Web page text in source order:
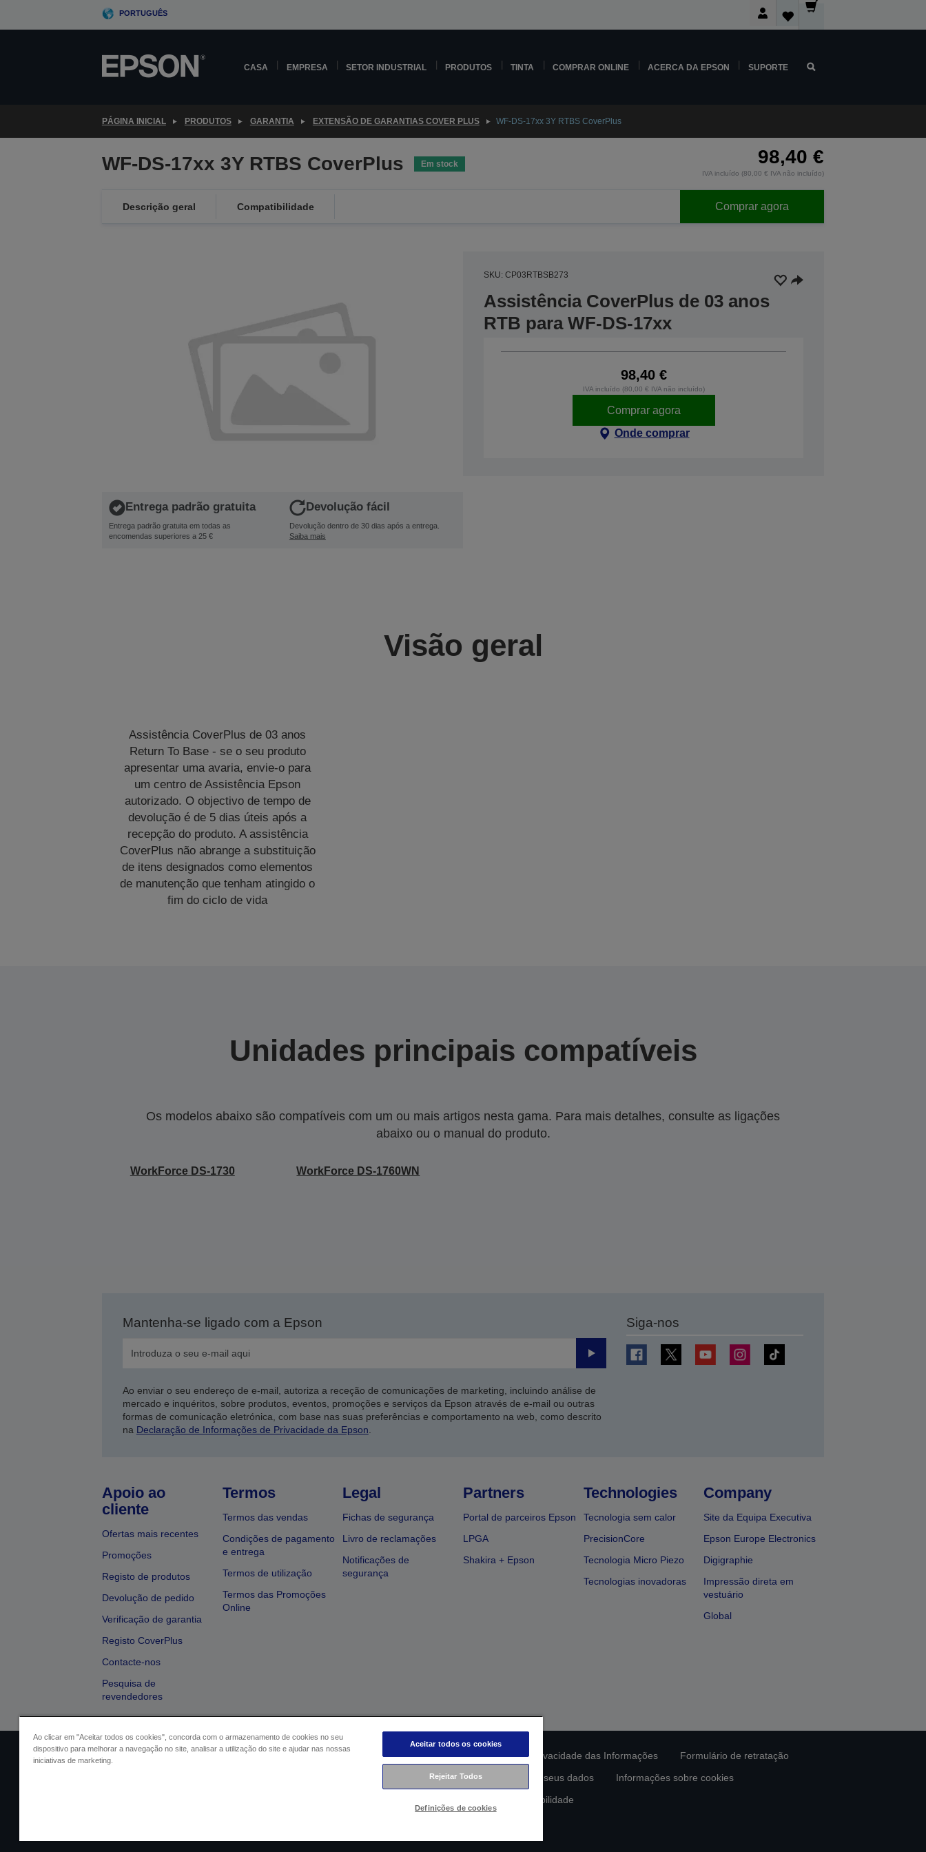
PORTUGUÊS
CASA EMPRESA SETOR INDUSTRIAL PRODUTOS TINTA COMPRAR ONLINE ACERCA DA EPSON SUPORTE
PÁGINA INICIAL PRODUTOS GARANTIA EXTENSÃO DE GARANTIAS COVER PLUS WF-DS-17xx 3Y RTBS CoverPlus
WF-DS-17xx 3Y RTBS CoverPlus Em stock 98,40 €
IVA incluído (80,00 € IVA não incluído)
Descrição geral Compatibilidade Comprar agora
Entrega padrão gratuita
Entrega padrão gratuita em todas as
encomendas superiores a 25 €
Devolução fácil
Devolução dentro de 30 dias após a entrega.
Saiba mais
SKU: CP03RTBSB273
Assistência CoverPlus de 03 anos
RTB para WF-DS-17xx
98,40 €
IVA incluído (80,00 € IVA não incluído)
Comprar agora
Onde comprar
Visão geral
Assistência CoverPlus de 03 anos
Return To Base - se o seu produto
apresentar uma avaria, envie-o para
um centro de Assistência Epson
autorizado. O objectivo de tempo de
devolução é de 5 dias úteis após a
recepção do produto. A assistência
CoverPlus não abrange a substituição
de itens designados como elementos
de manutenção que tenham atingido o
fim do ciclo de vida
Unidades principais compatíveis
Os modelos abaixo são compatíveis com um ou mais artigos nesta gama. Para mais detalhes, consulte as ligações
abaixo ou o manual do produto.
WorkForce DS-1730 WorkForce DS-1760WN
Mantenha-se ligado com a Epson
Enviar
Ao enviar o seu endereço de e-mail, autoriza a receção de comunicações de marketing, incluindo análise de
mercado e inquéritos, sobre produtos, eventos, promoções e serviços da Epson através de e-mail ou outras
formas de comunicação eletrónica, com base nas suas preferências e comportamento na web, como descrito
na Declaração de Informações de Privacidade da Epson
Siga-nos
Apoio ao
cliente
Ofertas mais recentes
Promoções
Registo de produtos
Devolução de pedido
Verificação de garantia
Registo CoverPlus
Contacte-nos
Pesquisa de
revendedores
Termos
Termos das vendas
Condições de pagamento
e entrega
Termos de utilização
Termos das Promoções
Online
Legal
Fichas de segurança
Livro de reclamações
Notificações de
segurança
Partners
Portal de parceiros Epson
LPGA
Shakira + Epson
Technologies
Tecnologia sem calor
PrecisionCore
Tecnologia Micro Piezo
Tecnologias inovadoras
Company
Site da Equipa Executiva
Epson Europe Electronics
Digigraphie
Impressão direta em
vestuário
Global
Identificação do vendedor Identificação da conformidade do produto Declaração de Privacidade das Informações
Formulário de retratação
Contacte-nos sobre os seus dados
Informações sobre cookies
Compromisso da Epson para com a acessibilidade
Ao clicar em "Aceitar todos os cookies", concorda com o armazenamento de cookies no seu
dispositivo para melhorar a navegação no site, analisar a utilização do site e ajudar nas nossas
iniciativas de marketing.
Aceitar todos os cookies
Rejeitar Todos
Definições de cookies